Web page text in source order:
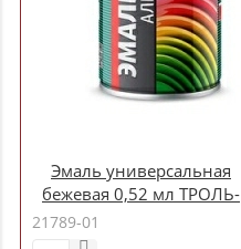
Эмаль универсальная
бежевая 0,52 мл ТРОЛЬ-
21789-01